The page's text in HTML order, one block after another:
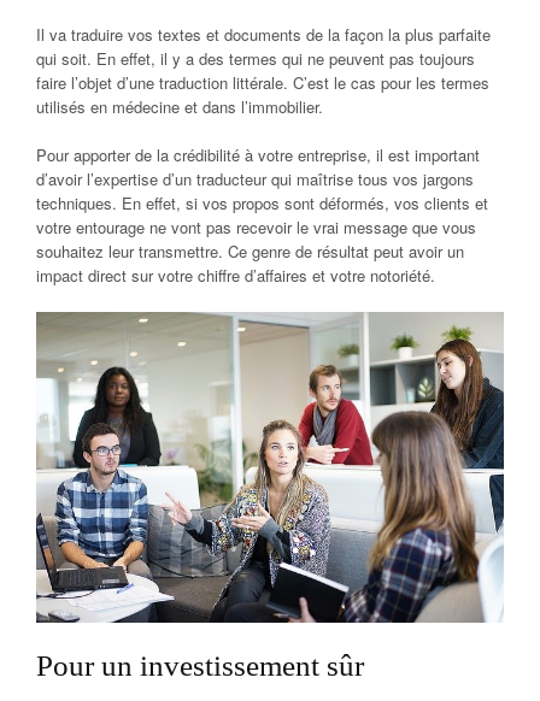
Il va traduire vos textes et documents de la façon la plus parfaite
qui soit. En effet, il y a des termes qui ne peuvent pas toujours
faire l’objet d’une traduction littérale. C’est le cas pour les termes
utilisés en médecine et dans l’immobilier.
Pour apporter de la crédibilité à votre entreprise, il est important
d’avoir l’expertise d’un traducteur qui maîtrise tous vos jargons
techniques. En effet, si vos propos sont déformés, vos clients et
votre entourage ne vont pas recevoir le vrai message que vous
souhaitez leur transmettre. Ce genre de résultat peut avoir un
impact direct sur votre chiffre d’affaires et votre notoriété.
Pour un investissement sûr